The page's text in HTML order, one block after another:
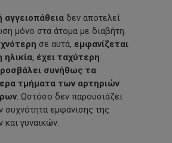
αγγειοπάθεια δεν αποτελεί
μόνο στα άτομα με διαβήτη.
σε αυτά, εμφανίζεται
ηλικία, έχει ταχύτερη
συνήθως τα
τμήματα των αρτηριών
. Ωστόσο δεν παρουσιάζει
συχνότητα εμφάνισης της
γυναικών.